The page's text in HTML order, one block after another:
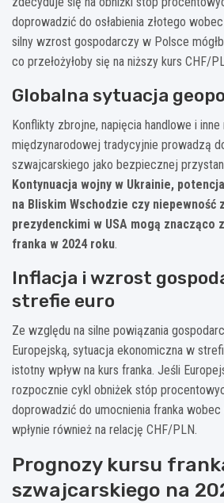
doprowadzić do osłabienia złotego
silny wzrost gospodarczy w Polsce
co przełożyłoby się na niższy kurs CHF/
Globalna sytuacja
Konflikty zbrojne, napięcia handlowe i
międzynarodowej tradycyjnie prowadzą
szwajcarskiego jako bezpiecznej
Kontynuacja wojny w Ukrainie,
na Bliskim Wschodzie czy niepewność
prezydenckimi w USA mogą znacząco
franka w 2024 roku.
Inflacja i wzrost
strefie euro
Ze względu na silne powiązania
Europejską, sytuacja ekonomiczna w
istotny wpływ na kurs franka. Jeśli
rozpocznie cykl obniżek stóp
doprowadzić do umocnienia franka
wpłynie również na relację CHF/PLN.
Prognozy kursu
szwajcarskiego na